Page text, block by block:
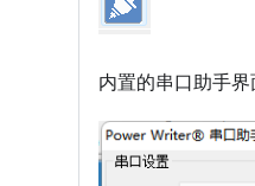
内置的串口助手